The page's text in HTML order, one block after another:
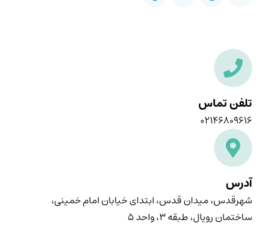
تلفن تماس
۰۲۱۴۶۸۰۹۶۱۶
آدرس
شهرقدس، میدان قدس، ابتدای خیابان امام خمینی،
ساختمان رویال، طبقه ۳، واحد ۵